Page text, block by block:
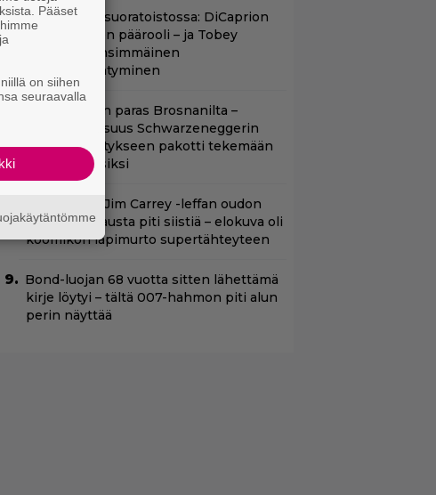
Huippuleffa suoratoistossa: DiCaprion
ensimmäinen päärooli – ja Tobey
Maguiren ensimmäinen
elokuvaesiintyminen
Illan Bond on paras Brosnanilta –
samankaltaisuus Schwarzeneggerin
toimintatykitykseen pakotti tekemään
kässärin uusiksi
Illalla tv:ssä: Jim Carrey -leffan oudon
raakaa kohtausta piti siistiä – elokuva oli
koomikon läpimurto supertähteyteen
Bond-luojan 68 vuotta sitten lähettämä
kirje löytyi – tältä 007-hahmon piti alun
perin näyttää
Pääset
on siihen
seuraavalla